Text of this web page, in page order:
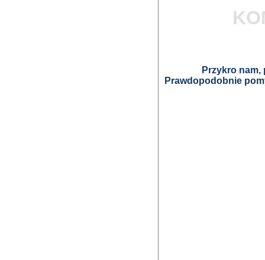
Przykro
Prawdopodobnie